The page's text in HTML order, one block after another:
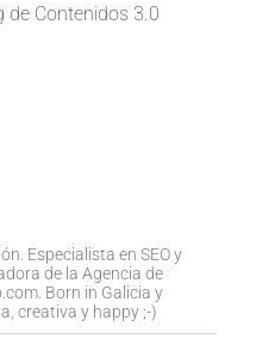
de Contenidos 3.0
Especialista en SEO y
de la Agencia de
Born in Galicia y
creativa y happy ;-)